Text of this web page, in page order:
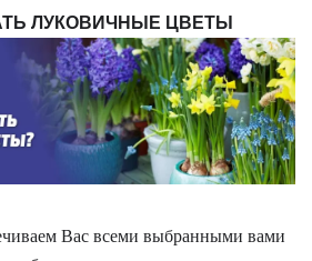
ЛУКОВИЧНЫЕ ЦВЕТЫ
Вас всеми выбранными вами